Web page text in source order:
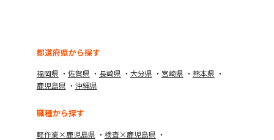
都道府県から探す
福岡県 佐賀県 長崎県 大分県 宮崎県
熊本県
鹿児島県
沖縄県
職種から探す
軽作業×鹿児島県
検査×鹿児島県